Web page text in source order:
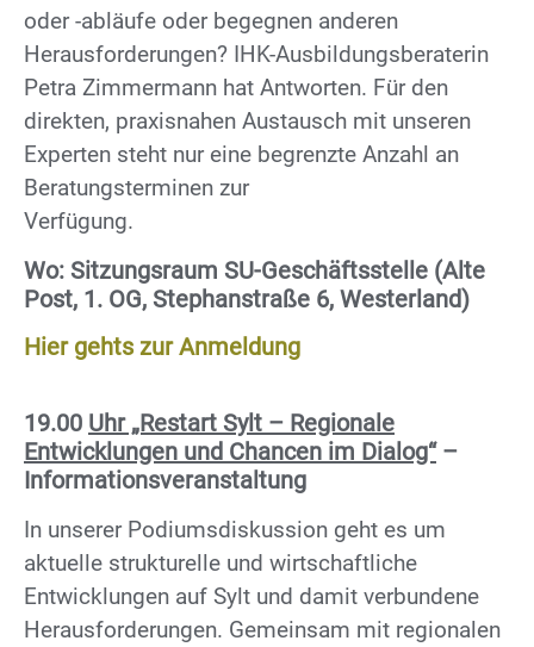
oder -abläufe oder begegnen anderen
Herausforderungen? IHK-Ausbildungsberaterin
Petra Zimmermann hat Antworten. Für den
direkten, praxisnahen Austausch mit unseren
Experten steht nur eine begrenzte Anzahl an
Beratungsterminen zur
Verfügung.
Wo: Sitzungsraum SU-Geschäftsstelle (Alte
Post, 1. OG, Stephanstraße 6, Westerland)
Hier gehts zur Anmeldung
19.00 Uhr „Restart Sylt – Regionale
Entwicklungen und Chancen im Dialog“–
Informationsveranstaltung
In unserer Podiumsdiskussion geht es um
aktuelle strukturelle und wirtschaftliche
Entwicklungen auf Sylt und damit verbundene
Herausforderungen. Gemeinsam mit regionalen